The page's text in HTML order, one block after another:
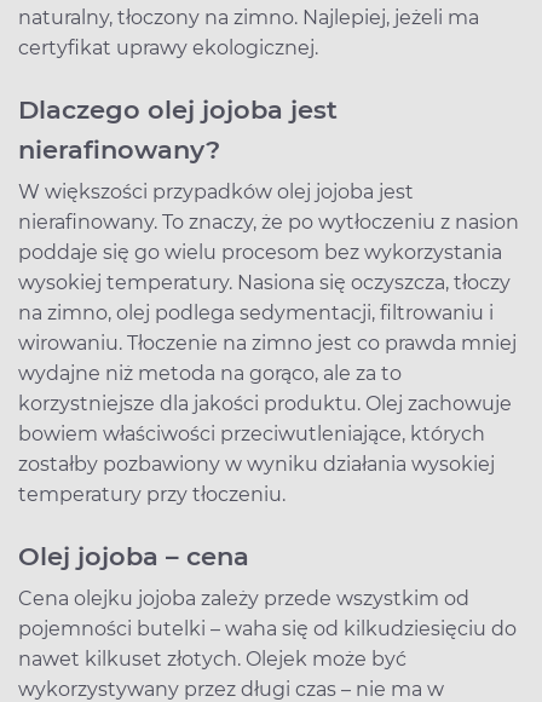
naturalny, tłoczony na zimno. Najlepiej, jeżeli ma
certyfikat uprawy ekologicznej.
Dlaczego olej jojoba jest
nierafinowany?
W większości przypadków olej jojoba jest
nierafinowany. To znaczy, że po wytłoczeniu z nasion
poddaje się go wielu procesom bez wykorzystania
wysokiej temperatury. Nasiona się oczyszcza, tłoczy
na zimno, olej podlega sedymentacji, filtrowaniu i
wirowaniu. Tłoczenie na zimno jest co prawda mniej
wydajne niż metoda na gorąco, ale za to
korzystniejsze dla jakości produktu. Olej zachowuje
bowiem właściwości przeciwutleniające, których
zostałby pozbawiony w wyniku działania wysokiej
temperatury przy tłoczeniu.
Olej jojoba – cena
Cena olejku jojoba zależy przede wszystkim od
pojemności butelki – waha się od kilkudziesięciu do
nawet kilkuset złotych. Olejek może być
wykorzystywany przez długi czas – nie ma w